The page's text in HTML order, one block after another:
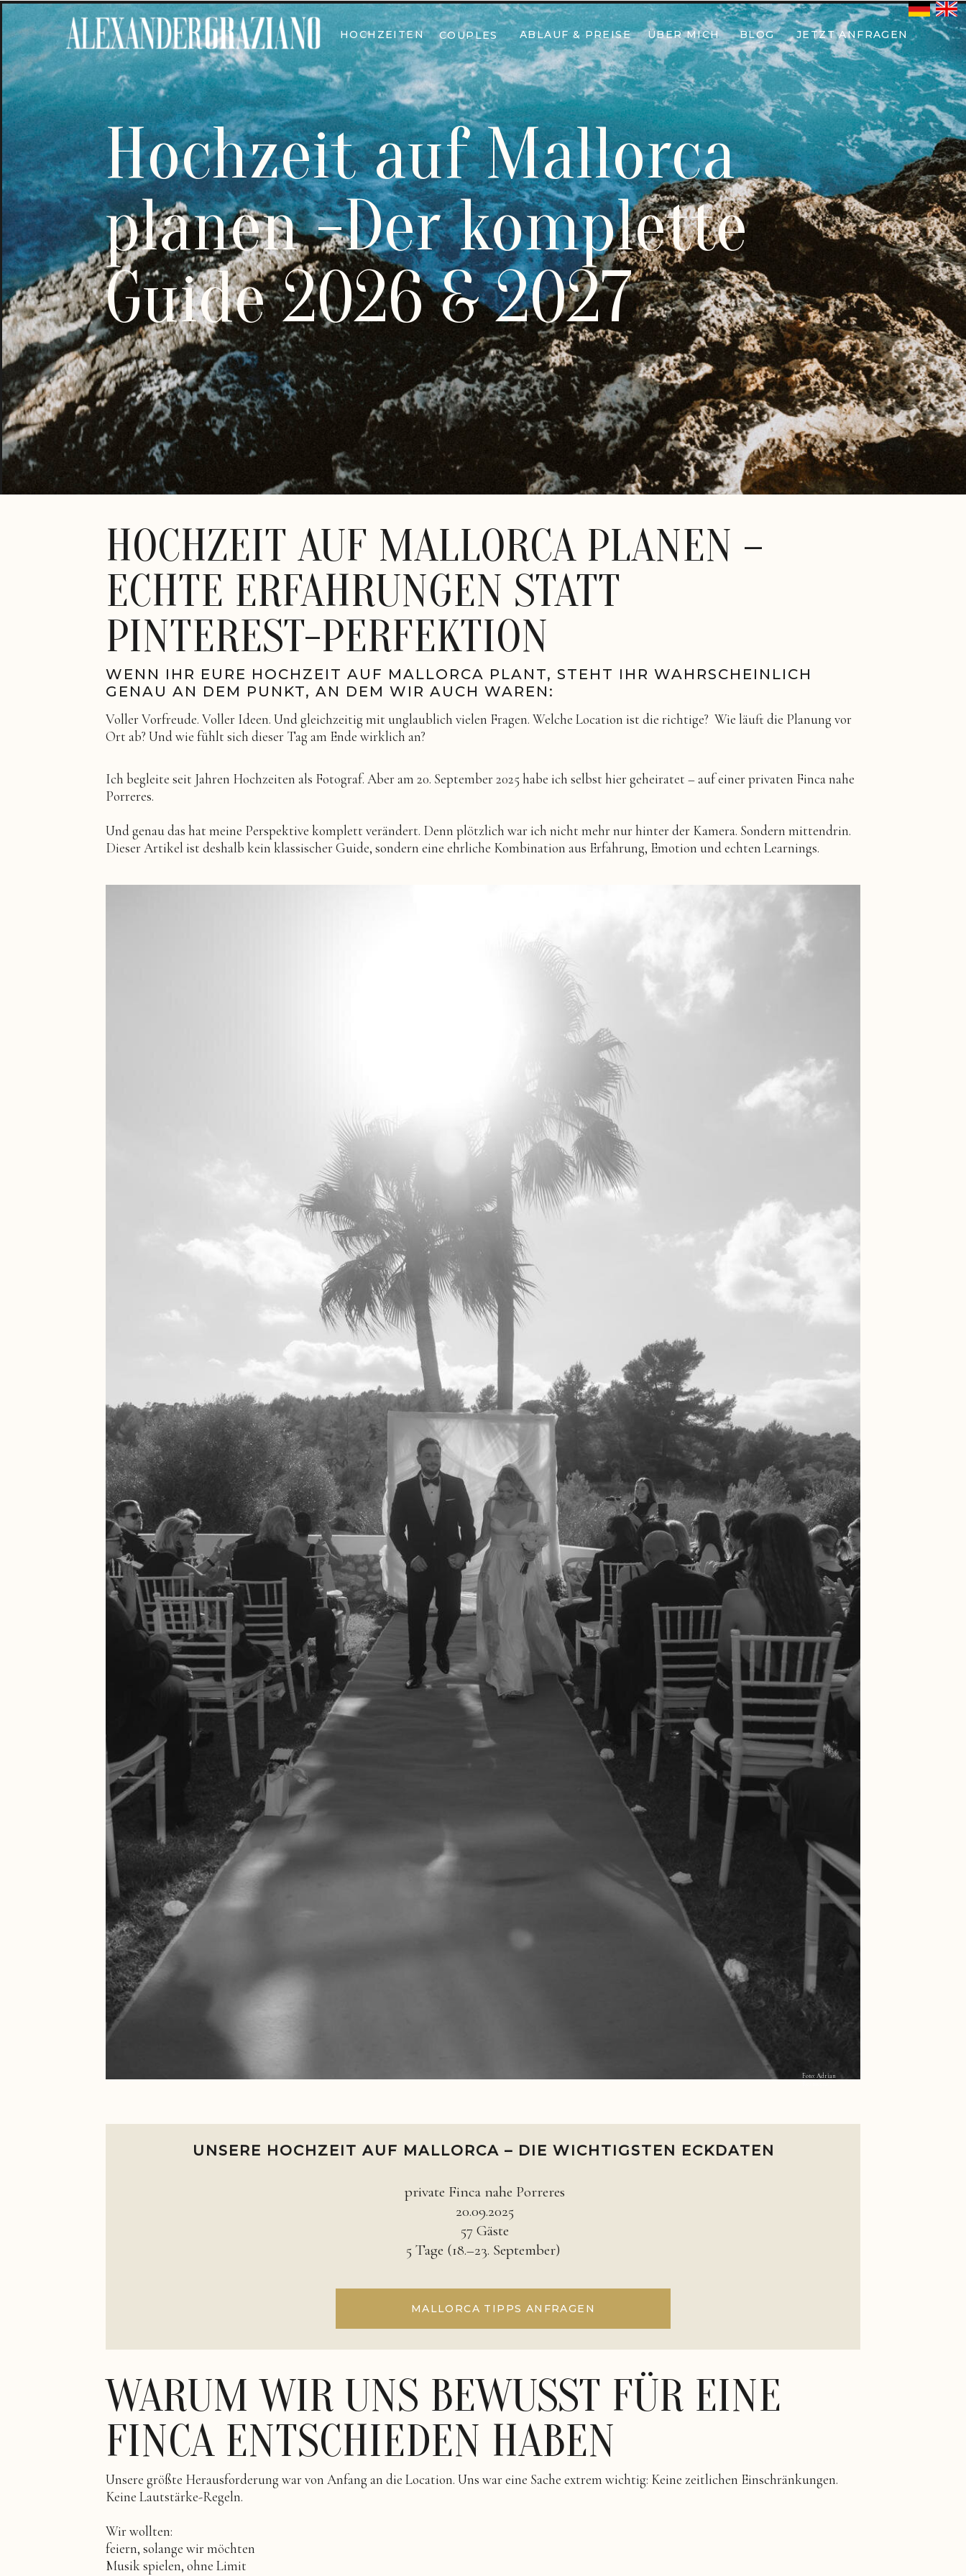
JETZT ANFRAGEN
ÜBER MICH
ABLAUF & PREISE
COUPLES
HOCHZEITEN BLOG
Hochzeit auf Mallorca
planen -Der komplette
Guide 2026 & 2027
Unsere größte Herausforderung war von Anfang an die Location. Uns war eine Sache extrem wichtig: Keine zeitlichen Einschränkungen.
Keine Lautstärke-Regeln.
Wir wollten:
feiern, solange wir möchten
Musik spielen, ohne Limit
WARUM WIR UNS BEWUSST FÜR EINE
FINCA ENTSCHIEDEN HABEN
MALLORCA TIPPS ANFRAGEN
private Finca nahe Porreres
20.09.2025
57 Gäste
5 Tage (18.–23. September)
UNSERE HOCHZEIT AUF MALLORCA – DIE WICHTIGSTEN ECKDATEN
Ich begleite seit Jahren Hochzeiten als Fotograf. Aber am 20. September 2025 habe ich selbst hier geheiratet – auf einer privaten Finca nahe
Porreres.
Und genau das hat meine Perspektive komplett verändert. Denn plötzlich war ich nicht mehr nur hinter der Kamera. Sondern mittendrin.
Dieser Artikel ist deshalb kein klassischer Guide, sondern eine ehrliche Kombination aus Erfahrung, Emotion und echten Learnings.
Voller Vorfreude. Voller Ideen. Und gleichzeitig mit unglaublich vielen Fragen. Welche Location ist die richtige? Wie läuft die Planung vor
Ort ab? Und wie fühlt sich dieser Tag am Ende wirklich an?
WENN IHR EURE HOCHZEIT AUF MALLORCA PLANT, STEHT IHR WAHRSCHEINLICH
GENAU AN DEM PUNKT, AN DEM WIR AUCH WAREN:
HOCHZEIT AUF MALLORCA PLANEN –
ECHTE ERFAHRUNGEN STATT
PINTEREST-PERFEKTION
Foto: Adrian